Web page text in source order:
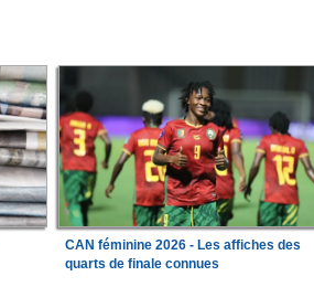
CAN féminine 2026 - Les affiches des
quarts de finale connues